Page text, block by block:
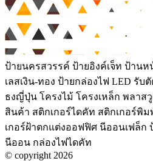
ป้ายนครสวรรค์ ป้ายอิงค์เจ็ท ป้าน
เลสเงิน-ทอง ป้ายกล่องไฟ LED รั
ธงญี่ปุ่น โครงไม้ โครงเหล็ก พลาสวู
สินค้า สติกเกอร์ไดคัท สติกเกอร์พิ
เกอร์ฝ้าตกแต่งออฟฟิศ นีออนเฟล็ก
นีออน กล่องไฟไดคัท
© copyright 2026